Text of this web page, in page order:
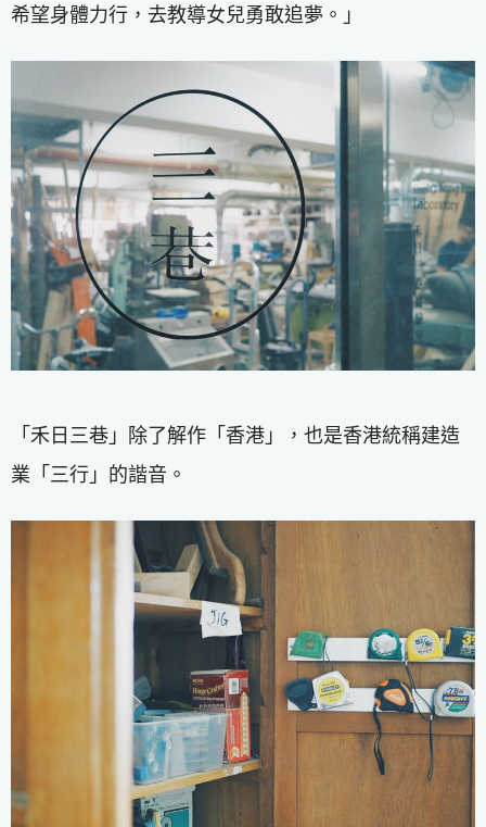
希望身體力行，去教導女兒勇敢追夢。」
「禾日三巷」除了解作「香港」，也是香港統稱建造
業「三行」的諧音。